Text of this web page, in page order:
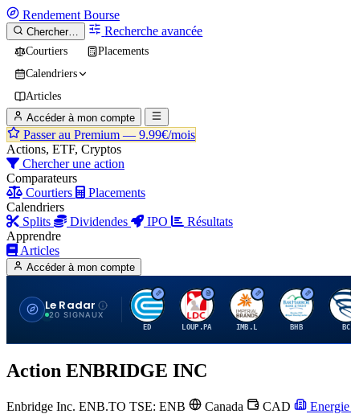
Rendement Bourse
Chercher… Recherche avancée
Courtiers
Placements
Calendriers
Articles
Accéder à mon compte
Passer au Premium — 9.99€/mois
Actions, ETF, Cryptos
Chercher une action
Comparateurs
Courtiers
Placements
Calendriers
Splits
Dividendes IPO
Résultats
Apprendre
Articles
Accéder à mon compte
Le Radar
20 SIGNAUX
C
ED
L
LOUP.PA
I
IMB.L
B
BHB
B
BC
Action ENBRIDGE INC
Enbridge Inc. ENB.TO TSE: ENB Canada CAD Energie